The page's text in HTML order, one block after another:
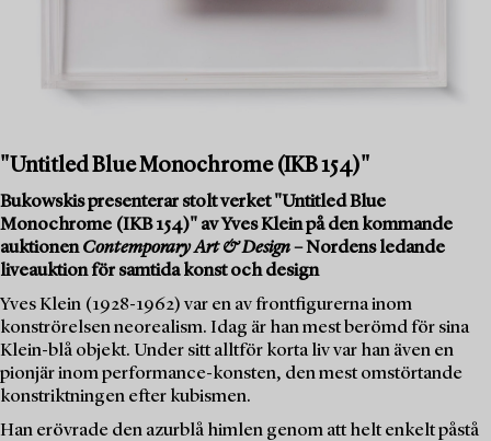
"Untitled Blue Monochrome (IKB 154)"
Bukowskis presenterar stolt verket "Untitled Blue
Monochrome (IKB 154)" av Yves Klein på den kommande
auktionenContemporary Art & Design– Nordens ledande
liveauktion för samtida konst och design
Yves Klein (1928-1962) var en av frontfigurerna inom
konströrelsen neorealism. Idag är han mest berömd för sina
Klein-blå objekt. Under sitt alltför korta liv var han även en
pionjär inom performance-konsten, den mest omstörtande
konstriktningen efter kubismen.
Han erövrade den azurblå himlen genom att helt enkelt påstå